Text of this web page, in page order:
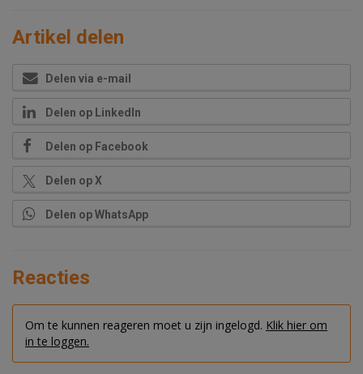
Artikel delen
Delen via e-mail
Delen op LinkedIn
Delen op Facebook
Delen op X
Delen op WhatsApp
Reacties
Om te kunnen reageren moet u zijn ingelogd. Klik hier om
in te loggen.